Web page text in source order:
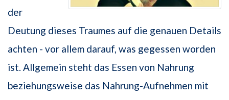
der
Deutung dieses Traumes auf die genauen Details
achten - vor allem darauf, was gegessen worden
ist. Allgemein steht das Essen von Nahrung
beziehungsweise das Nahrung-Aufnehmen mit